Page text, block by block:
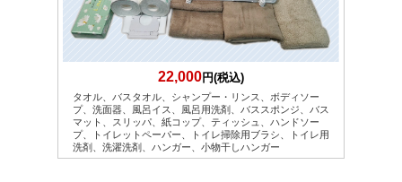
22,000円(税込)
タオル、バスタオル、シャンプー・リンス、ボディソー
プ、洗面器、風呂イス、風呂用洗剤、バススポンジ、バス
マット、スリッパ、紙コップ、ティッシュ、ハンドソー
プ、トイレットペーパー、トイレ掃除用ブラシ、トイレ用
洗剤、洗濯洗剤、ハンガー、小物干しハンガー